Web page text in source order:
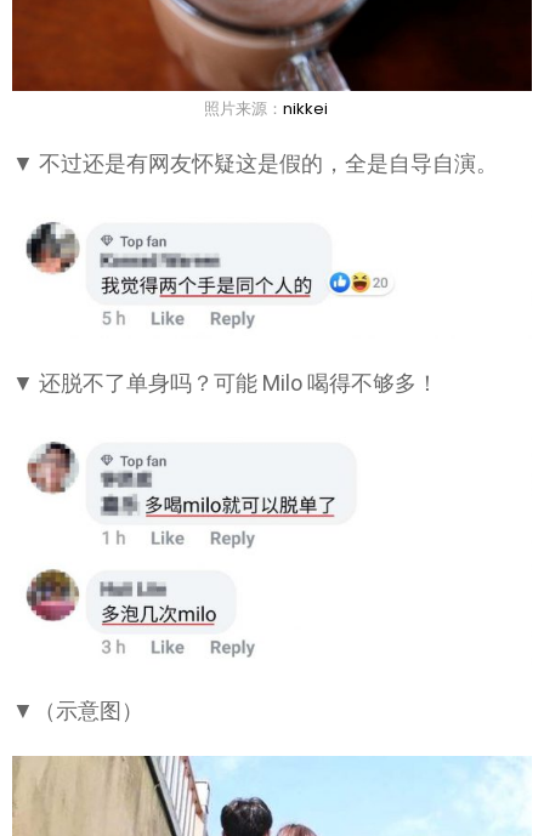
照片来源： nikkei
▼ 不过还是有网友怀疑这是假的，全是自导自演。
▼ 还脱不了单身吗？可能 Milo 喝得不够多！
▼（示意图）